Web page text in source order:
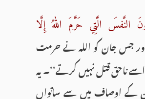
النَّفسَ الَّتِي حَرَّمَ اللّٰهُ إِلَّا
جس جان کو اللہ نے حرمت
ناحق قتل نہیں کرتے‘‘۔ یہ
کے اوصاف میں سے ساتواں